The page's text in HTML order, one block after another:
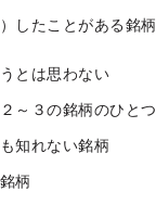
したことがある銘柄
とは思わない
～３の銘柄のひとつ
知れない銘柄
柄